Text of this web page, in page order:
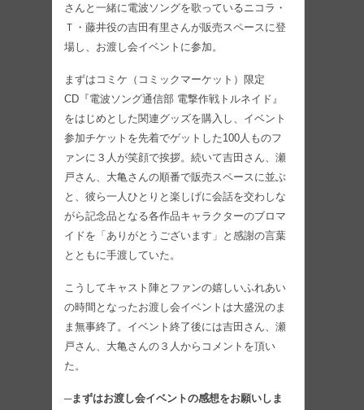
さんと一緒に電波ソングを歌っているニコラ・
Ｔ・藤井役の吉田有里さんが販売スペースに登
場し、お渡し会イベントに参加。
まずはコミケ（コミックマーケット）限定
CD『電波ソング通信部 電撃作戦トルネイド』
をはじめとした関連グッズを購入し、イベント
参加チケットを先着でゲットした100人ものフ
ァンに３人が笑顔で挨拶。続いて吉田さん、瀬
戸さん、大亀さんの順番で販売スペースに並ぶ
と、彼ら一人ひとりと楽しげに会話を交わしな
がら記念品となる各作品キャラクターのブロマ
イドを「ありがとうございます」と感謝の言葉
とともに手渡していた。
こうしてキャスト陣とファンの嬉しいふれあい
の時間となったお渡し会イベントは大盛況のま
ま無事終了。イベント終了後には吉田さん、瀬
戸さん、大亀さんの３人からコメントを頂い
た。
─まずはお渡し会イベントの感想をお願いしま